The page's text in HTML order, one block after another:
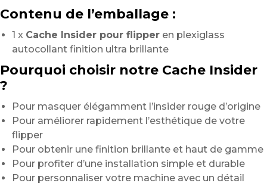
Contenu de l’emballage :
1 x Cache Insider pour flipper en plexiglass
autocollant finition ultra brillante
Pourquoi choisir notre Cache Insider
?
Pour masquer élégamment l’insider rouge d’origine
Pour améliorer rapidement l’esthétique de votre
flipper
Pour obtenir une finition brillante et haut de gamme
Pour profiter d’une installation simple et durable
Pour personnaliser votre machine avec un détail